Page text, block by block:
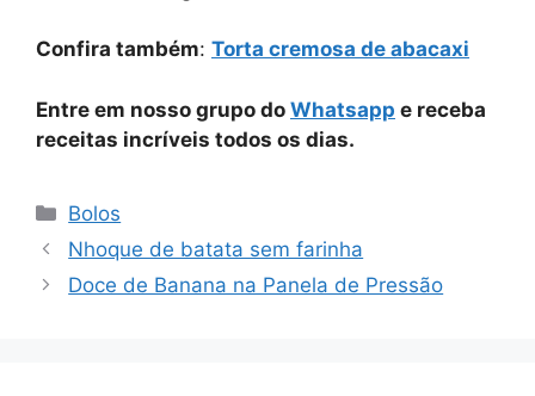
Confira também: Torta cremosa de abacaxi
Entre em nosso grupo do Whatsapp e receba
receitas incríveis todos os dias.
Categorias
Bolos
Nhoque de batata sem farinha
Doce de Banana na Panela de Pressão